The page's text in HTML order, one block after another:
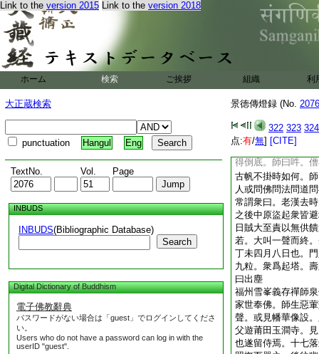
Link to the version 2015 Link to the version 2018
ホーム 検索 ご挨拶 組織 利
大正蔵検索
punctuation Hangul Eng
TextNo. Vol. Page
INBUDS
INBUDS(Bibliographic Database)
Search
Digital Dictionary of Buddhism
電子佛教辭典
パスワードがない場合は「guest」でログインしてくださ
い。
Users who do not have a password can log in with the
userID "guest".
景徳傳燈録 (No.
322 323 324
点:有/無] [CITE]
其僧後到雪峯擧前
語。被拄杖打趁下山
倶錯。僧問雪峯。
人見性如晝見日。
巖問。如何是毘盧
之。師曰。汝年十
曰。銅 26 鈔鑼裏
師曰去。問如何是
僧曰。請和尚答話
曰。破草鞋與抛向
得倒底。師曰吽。
古帆不掛時如何。
人或問佛問法問道
常謂衆曰。老漢去
之後中原盜起衆皆
日賊大至責以無供
若。大叫一聲而終
丁未四月八日也。
九粒。衆爲起塔。
曰出塵
福州雪峯義存禪師
家世奉佛。師生惡
聲。或見幡華像設
父遊莆田玉澗寺。
也遂留侍焉。十七